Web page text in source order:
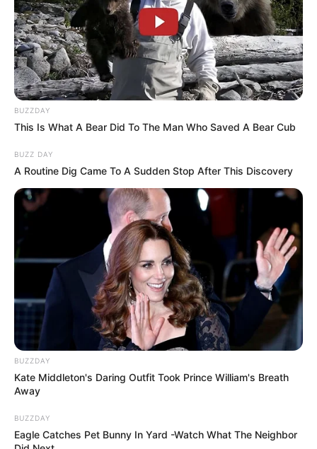
BUZZDAY
This Is What A Bear Did To The Man Who Saved A Bear Cub
BUZZ DAY
A Routine Dig Came To A Sudden Stop After This Discovery
BUZZDAY
Kate Middleton's Daring Outfit Took Prince William's Breath
Away
BUZZDAY
Eagle Catches Pet Bunny In Yard -Watch What The Neighbor